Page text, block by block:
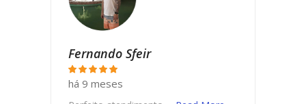
Fernando Sfeir
há 9 meses